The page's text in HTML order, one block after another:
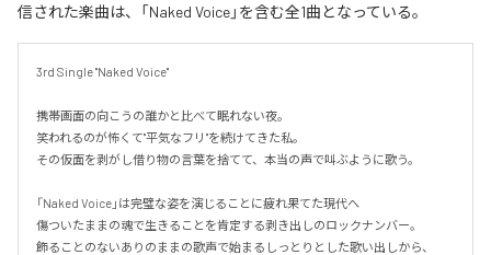
信された楽曲は、「Naked Voice」を含む全1曲となっている。
3rd Single "Naked Voice"
携帯画面の向こうの誰かと比べて眠れない夜。
笑われるのが怖くて"平気なフリ"を続けてきた私。
その仮面を剥がし借り物の言葉を捨てて、本当の声で叫ぶように歌う。
「Naked Voice」は完璧な姿を演じることに疲れ果てた現代へ
傷ついたままの魂で生きることを肯定する剥き出しのロックナンバー。
飾ることのないありのままの歌声で始まるしっとりとした歌い出しから、